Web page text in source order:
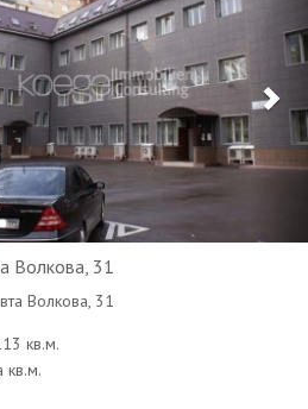
Волкова, 31
Волкова, 31
кв.м.
кв.м.